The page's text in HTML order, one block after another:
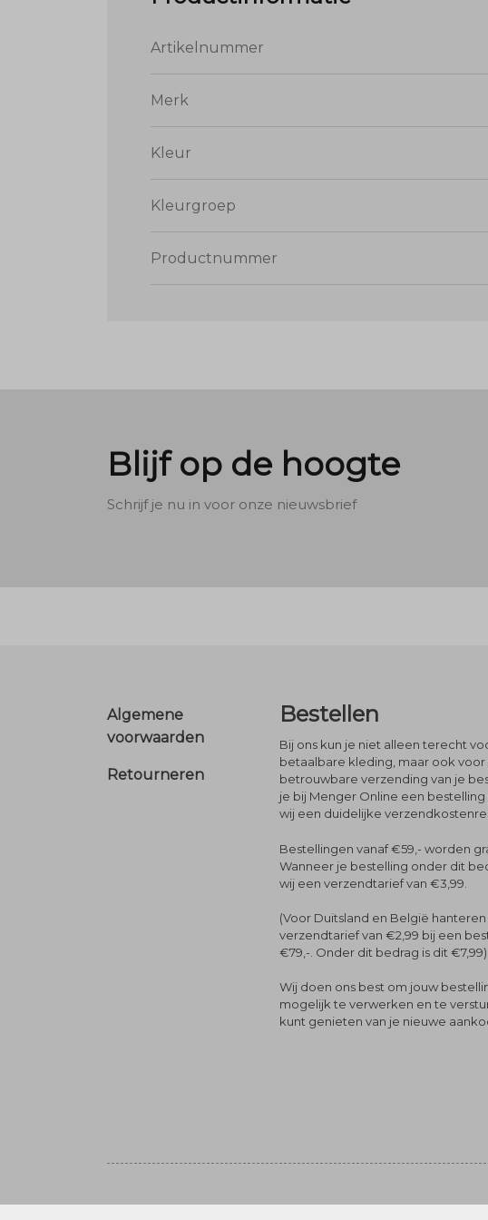
Artikelnummer
Merk
Kleur
Kleurgroep
Productnummer
Blijf op de hoogte
Schrijf je nu in voor onze nieuwsbrief
Footer
Algemene
voorwaarden
Retourneren
Bestellen
Bij ons kun je niet alleen terecht
betaalbare kleding, maar ook voor
betrouwbare verzending van je
je bij Menger Online een
wij een duidelijke
Bestellingen vanaf €59,- worden
Wanneer je bestelling onder dit
wij een verzendtarief van €3,99.
(Voor Duitsland en België
verzendtarief van €2,99 bij een
€79,-. Onder dit bedrag is dit €7,99)
Wij doen ons best om jouw
mogelijk te verwerken en te
kunt genieten van je nieuwe